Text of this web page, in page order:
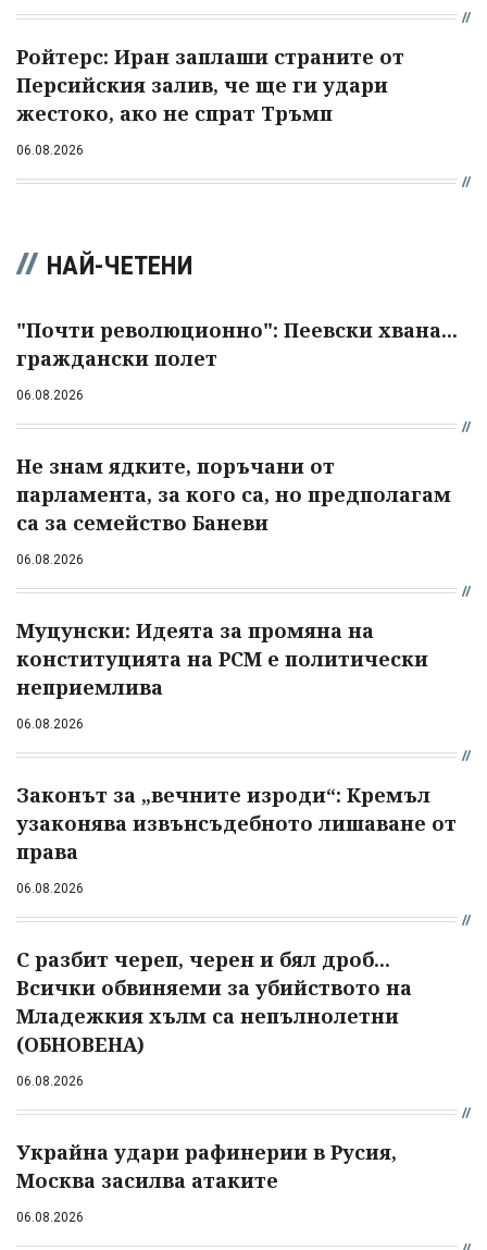
Ройтерс: Иран заплаши страните от
Персийския залив, че ще ги удари
жестоко, ако не спрат Тръмп
06.08.2026
НАЙ-ЧЕТЕНИ
"Почти революционно": Пеевски хвана...
граждански полет
06.08.2026
Не знам ядките, поръчани от
парламента, за кого са, но предполагам
са за семейство Баневи
06.08.2026
Муцунски: Идеята за промяна на
конституцията на РСМ е политически
неприемлива
06.08.2026
Законът за „вечните изроди“: Кремъл
узаконява извънсъдебното лишаване от
права
06.08.2026
С разбит череп, черен и бял дроб...
Всички обвиняеми за убийството на
Младежкия хълм са непълнолетни
(ОБНОВЕНА)
06.08.2026
Украйна удари рафинерии в Русия,
Москва засилва атаките
06.08.2026